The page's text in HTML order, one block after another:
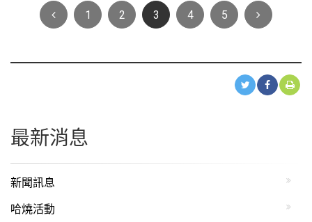
Previous
1 2 3 4 5 Next
最新消息
新聞訊息
哈燒活動